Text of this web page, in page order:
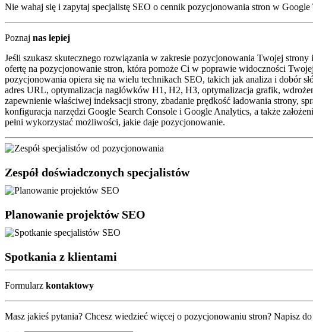
Nie wahaj się i zapytaj specjalistę SEO o cennik pozycjonowania stron w
Poznaj nas lepiej
Jeśli szukasz skutecznego rozwiązania w zakresie pozycjonowania Twojej
ofertę na pozycjonowanie stron, która pomoże Ci w poprawie widoczności
pozycjonowania opiera się na wielu technikach SEO, takich jak analiza i dobór
adres URL, optymalizacja nagłówków H1, H2, H3, optymalizacja grafik,
zapewnienie właściwej indeksacji strony, zbadanie prędkość ładowania strony,
konfiguracja narzędzi Google Search Console i Google Analytics, a także
pełni wykorzystać możliwości, jakie daje pozycjonowanie.
Zespół doświadczonych specjalistów
Planowanie projektów SEO
Spotkania z klientami
Formularz kontaktowy
Masz jakieś pytania? Chcesz wiedzieć więcej o pozycjonowaniu stron? Napisz